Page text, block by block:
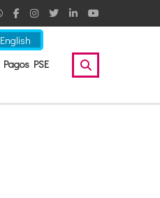
English
Pagos PSE